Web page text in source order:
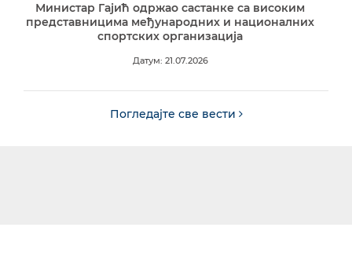
Министар Гајић одржао састанке са високим
представницима међународних и националних
спортских организација
Датум: 21.07.2026
Погледајте све вести